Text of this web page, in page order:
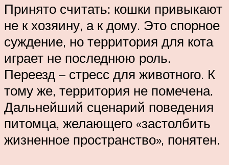
Принято считать: кошки привыкают
не к хозяину, а к дому. Это спорное
суждение, но территория для кота
играет не последнюю роль.
Переезд – стресс для животного. К
тому же, территория не помечена.
Дальнейший сценарий поведения
питомца, желающего «застолбить
жизненное пространство», понятен.